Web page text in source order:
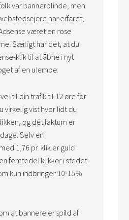
var bannerblinde, men
har erfaret,
været en rose
Særligt har det, at du
klik til at åbne i nyt
af en ulempe.
til din trafik til 12 øre for
virkelig vist hvor lidt du
og dét faktum er
Selv en
1,76 pr. klik er guld
femtedel klikker i stedet
kun indbringer 10-15%
at bannere er spild af